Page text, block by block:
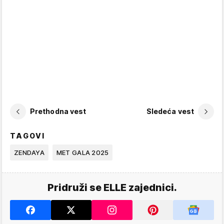
Prethodna vest Sledeća vest
TAGOVI
ZENDAYA MET GALA 2025
Pridruži se ELLE zajednici.